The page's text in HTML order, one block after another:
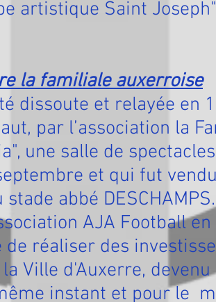
artistique Saint Joseph"
la familiale auxerroise
dissoute et relayée en
par l’association la
une salle de
et qui fut
abbé
AJA Football
réaliser des
Ville d'Auxerre,
instant et pour le